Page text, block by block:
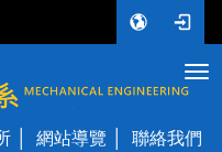
機械工程學系
網站導覽
聯絡我們